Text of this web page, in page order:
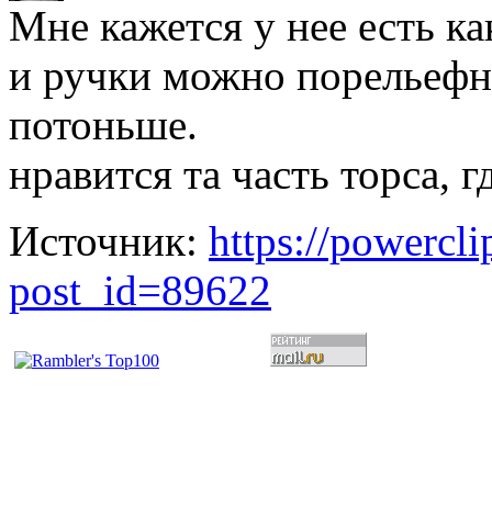
Мне кажется у нее есть
и ручки можно
потоньше.
нравится та часть торса,
Источник: https://
post_id=89622